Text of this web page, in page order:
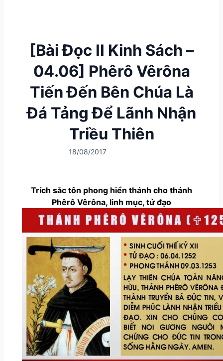
[Bài Đọc II Kinh Sách –
04.06] Phêrô Vêrôna
Tiến Đến Bên Chúa Là
Đá Tảng Để Lãnh Nhận
Triều Thiên
18/08/2017
Trích sắc tôn phong hiển thánh cho thánh
Phêrô Vêrôna, linh mục, tử đạo